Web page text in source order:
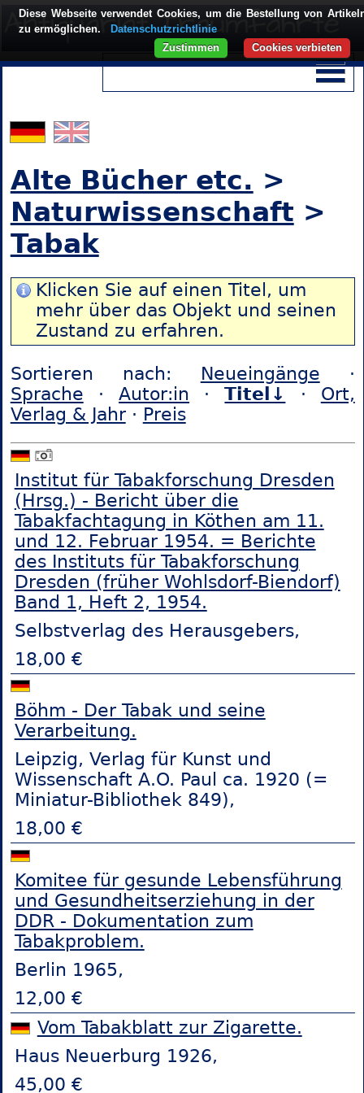
Alte Bücher etc. >
Naturwissenschaft >
Tabak
Klicken Sie auf einen Titel, um
mehr über das Objekt und seinen
Zustand zu erfahren.
Sortieren nach: Neueingänge ·
Sprache ·Autor:in ·Titel↓ · Ort,
Verlag & Jahr· Preis
Institut für Tabakforschung Dresden
(Hrsg.) - Bericht über die
Tabakfachtagung in Köthen am 11.
und 12. Februar 1954. = Berichte
des Instituts für Tabakforschung
Dresden (früher Wohlsdorf-Biendorf)
Band 1, Heft 2, 1954.
Selbstverlag des Herausgebers,
18,00 €
Böhm - Der Tabak und seine
Verarbeitung.
Leipzig, Verlag für Kunst und
Wissenschaft A.O. Paul ca. 1920 (=
Miniatur-Bibliothek 849),
18,00 €
Komitee für gesunde Lebensführung
und Gesundheitserziehung in der
DDR - Dokumentation zum
Tabakproblem.
Berlin 1965,
12,00 €
Vom Tabakblatt zur Zigarette.
Haus Neuerburg 1926,
45,00 €
Diese Webseite verwendet Cookies, um die Bestellung von
zu ermöglichen.
Datenschutzrichtlinie
Cookies verbieten
Zustimmen